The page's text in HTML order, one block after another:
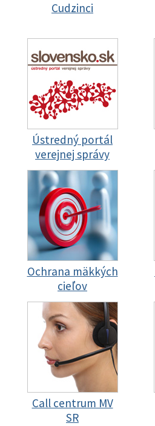
Cudzinci
Ústredný portál
verejnej správy
Ochrana mäkkých
cieľov
Call centrum MV
SR